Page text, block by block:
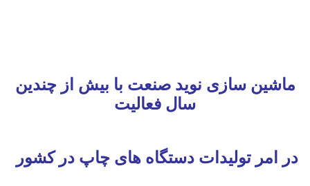
ماشین سازی نوید صنعت با بیش از چندین
سال فعالیت
در امر تولیدات دستگاه های چاپ در کشور